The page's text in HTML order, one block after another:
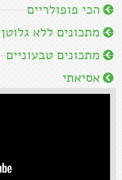
הכי פופולריים
מתכונים ללא גלוטן
מתכונים טבעוניים
אסיאתי